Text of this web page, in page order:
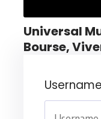
Universal
Bourse,